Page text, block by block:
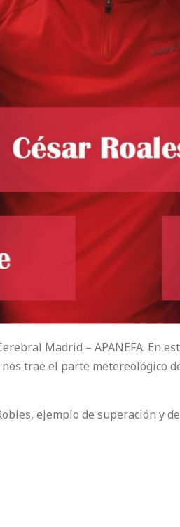
Madrid – APANEFA. En
trae el parte metereológico
ejemplo de superación y